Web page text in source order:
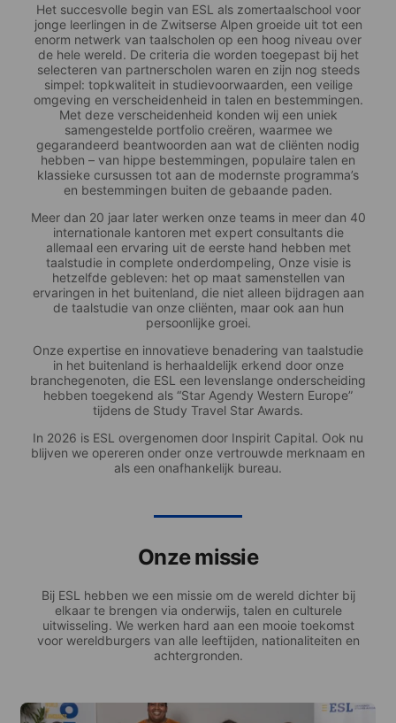
Het succesvolle begin van ESL als zomertaalschool voor
jonge leerlingen in de Zwitserse Alpen groeide uit tot een
enorm netwerk van taalscholen op een hoog niveau over
de hele wereld. De criteria die worden toegepast bij het
selecteren van partnerscholen waren en zijn nog steeds
simpel: topkwaliteit in studievoorwaarden, een veilige
omgeving en verscheidenheid in talen en bestemmingen.
Met deze verscheidenheid konden wij een uniek
samengestelde portfolio creëren, waarmee we
gegarandeerd beantwoorden aan wat de cliënten nodig
hebben – van hippe bestemmingen, populaire talen en
klassieke cursussen tot aan de modernste programma’s
en bestemmingen buiten de gebaande paden.
Meer dan 20 jaar later werken onze teams in meer dan 40
internationale kantoren met expert consultants die
allemaal een ervaring uit de eerste hand hebben met
taalstudie in complete onderdompeling, Onze visie is
hetzelfde gebleven: het op maat samenstellen van
ervaringen in het buitenland, die niet alleen bijdragen aan
de taalstudie van onze cliënten, maar ook aan hun
persoonlijke groei.
Onze expertise en innovatieve benadering van taalstudie
in het buitenland is herhaaldelijk erkend door onze
branchegenoten, die ESL een levenslange onderscheiding
hebben toegekend als “Star Agendy Western Europe”
tijdens de Study Travel Star Awards.
In 2026 is ESL overgenomen door Inspirit Capital. Ook nu
blijven we opereren onder onze vertrouwde merknaam en
als een onafhankelijk bureau.
Onze missie
Bij ESL hebben we een missie om de wereld dichter bij
elkaar te brengen via onderwijs, talen en culturele
uitwisseling. We werken hard aan een mooie toekomst
voor wereldburgers van alle leeftijden, nationaliteiten en
achtergronden.